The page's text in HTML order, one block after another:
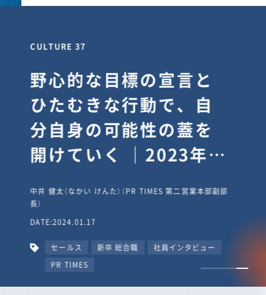
CULTURE 37
野心的な目標の宣言と
ひたむきな行動で、自
分自身の可能性の蓋を
開けていく ｜2023年度
タビュー #PR
TIMESな人たち
中井 健太（なかい けんた）（PR TIMES 第二営業本部副部
長）
DATE:2024.01.17
セールス 新卒 総合職
社員インタビュー
PR TIMES